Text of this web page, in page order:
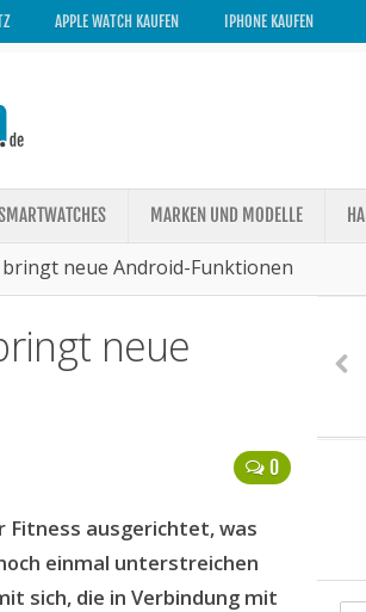
APPLE WATCH KAUFEN IPHONE KAUFEN
MARKEN UND MODELLE
neue Android-Funktionen
neue
0
Fitness ausgerichtet, was
einmal unterstreichen
sich, die in Verbindung mit